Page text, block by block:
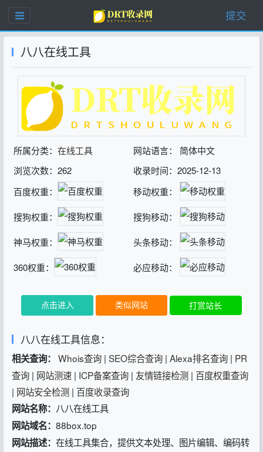
提交
八八在线工具
所属分类： 在线工具
网站语言： 简体中文
浏览次数：262
收录时间：2025-12-13
百度权重：
移动权重：
搜狗权重： 搜狗移动：
神马权重： 头条移动：
360权重： 必应移动：
点击进入 类似网站 打赏站长
八八在线工具信息：
相关查询： Whois查询 | SEO综合查询 | Alexa排名查询 | PR
查询 | 网站测速 | ICP备案查询 | 友情链接检测 | 百度权重查询
| 网站安全检测 | 百度收录查询
网站名称： 八八在线工具
网站域名： 88box.top
网站描述： 在线工具集合，提供文本处理、图片编辑、编码转